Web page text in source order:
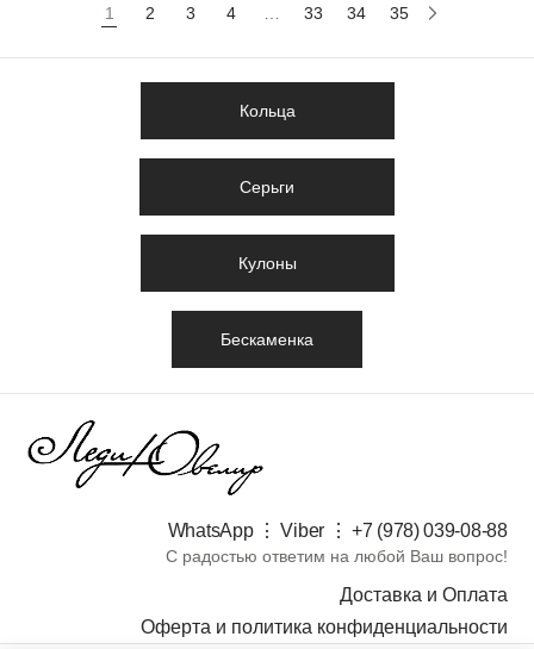
1 2 3 4 33 34 35
Кольца
Серьги
Кулоны
Бескаменка
WhatsApp ⋮ Viber ⋮ +7 (978) 039-08-88​
С радостью ответим на любой Ваш вопрос!
Доставка и Оплата
Оферта и политика конфиденциальности